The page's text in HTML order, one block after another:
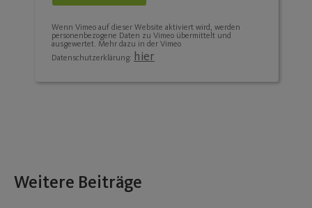
Wenn Vimeo auf dieser Website aktiviert wird, werden
personenbezogene Daten zu Vimeo übermittelt und
ausgewertet. Mehr dazu in der Vimeo
Datenschutzerklärung: hier
Weitere Beiträge